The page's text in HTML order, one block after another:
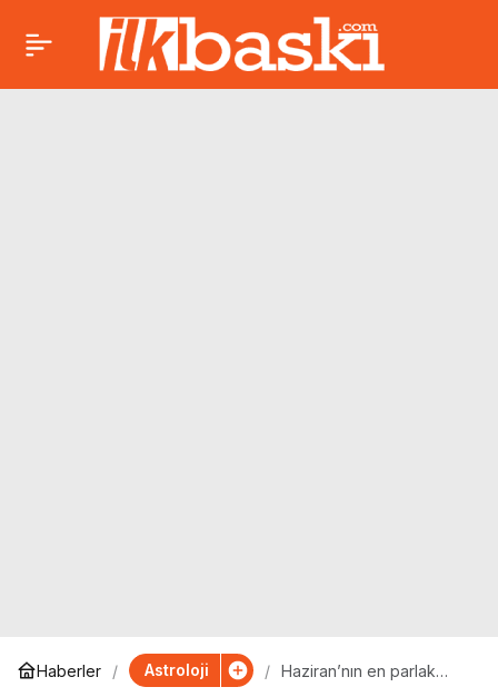
Haberler Astroloji
Haziran’nın en parlak
2026 Merkür retrosu
ne zaman